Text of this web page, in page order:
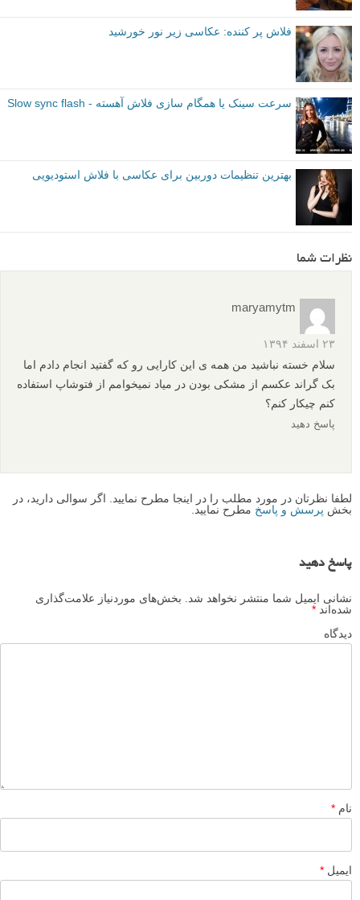
فلاش پر کننده: عکاسی زیر نور خورشید
سرعت سینک یا همگام سازی فلاش آهسته - Slow sync flash
بهترین تنظیمات دوربین برای عکاسی با فلاش استودیویی
نظرات شما
maryamytm
۲۳ اسفند ۱۳۹۴
سلام خسته نباشید من همه ی این کارایی رو که گفتید انجام دادم اما
بک گراند عکسم از مشکی بودن در میاد نمیخوامم از فتوشاپ استفاده
کنم چیکار کنم؟
پاسخ دهید
لطفا نظرتان در مورد مطلب را در اینجا مطرح نمایید. اگر سوالی دارید، در
بخش پرسش و پاسخ مطرح نمایید.
پاسخ دهید
نشانی ایمیل شما منتشر نخواهد شد.
بخش‌های موردنیاز علامت‌گذاری
شده‌اند *
دیدگاه
نام *
ایمیل *